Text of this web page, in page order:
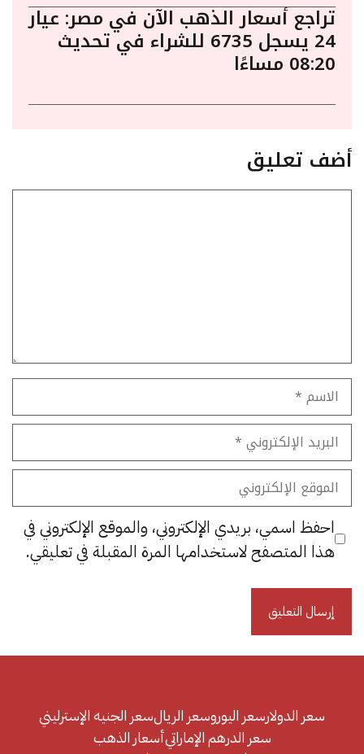
تراجع أسعار الذهب الآن في مصر: عيار
24 يسجل 6735 للشراء في تحديث
08:20 مساءًا
أضف تعليق
الاسم
البريد
الإلكتروني
الموقع
الإلكتروني
احفظ اسمي، بريدي الإلكتروني، والموقع الإلكتروني في
هذا المتصفح لاستخدامها المرة المقبلة في تعليقي.
سعر الدولارسعر اليوروسعر الريالسعر الجنيه الإسترليني
سعر الدرهم الإماراتيأسعار الذهب